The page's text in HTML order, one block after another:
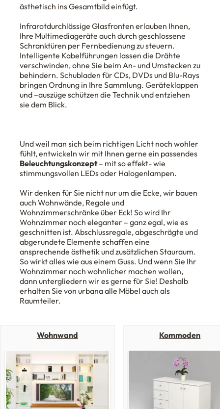
ästhetisch ins Gesamtbild einfügt.
Infrarotdurchlässige Glasfronten erlauben Ihnen,
Ihre Multimediageräte auch durch geschlossene
Schranktüren per Fernbedienung zu steuern.
Intelligente Kabelführungen lassen die Drähte
verschwinden, ohne Sie beim An- und Umstecken zu
behindern. Schubladen für CDs, DVDs und Blu-Rays
bringen Ordnung in Ihre Sammlung. Geräteklappen
und –auszüge schützen die Technik und entziehen
sie dem Blick.
Und weil man sich beim richtigen Licht noch wohler
fühlt, entwickeln wir mit Ihnen gerne ein passendes
Beleuchtungskonzept– mit so effekt- wie
stimmungsvollen LEDs oder Halogenlampen.
Wir denken für Sie nicht nur um die Ecke, wir bauen
auch Wohnwände, Regale und
Wohnzimmerschränke über Eck! So wird Ihr
Wohnzimmer noch eleganter – ganz egal, wie es
geschnitten ist. Abschlussregale, abgeschrägte und
abgerundete Elemente schaffen eine
ansprechende ästhetik und zusätzlichen Stauraum.
So wirkt alles wie aus einem Guss. Und wenn Sie Ihr
Wohnzimmer noch wohnlicher machen wollen,
dann untergliedern wir es gerne für Sie! Deshalb
erhalten Sie von urbana alle Möbel auch als
Raumteiler.
Wohnwand Kommoden